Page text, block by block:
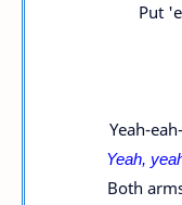
Put
Yeah-
Yeah,
Both